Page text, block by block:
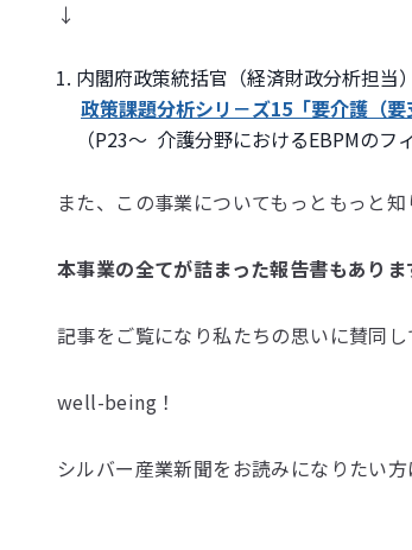
↓
内閣府政策統括官（経済財政分析担当）
政策課題分析シリ－ズ15「要介護（
（P23〜 介護分野におけるEBPMのフ
また、この事業についてもっともっと
本事業の全てが詰まった報告書もありま
記事をご覧になり私たちの思いに賛同
well-being！
シルバー産業新聞をお読みになりたい方